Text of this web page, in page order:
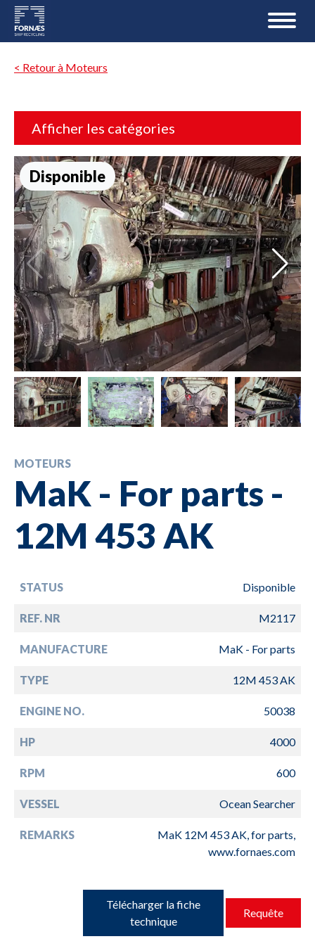
< Retour à Moteurs
Afficher les catégories
Disponible
MOTEURS
MaK - For parts -
12M 453 AK
STATUS Disponible
REF. NR M2117
MANUFACTURE MaK - For parts
TYPE 12M 453 AK
ENGINE NO. 50038
HP 4000
RPM 600
VESSEL Ocean Searcher
REMARKS
MaK 12M 453 AK, for parts,
www.fornaes.com
Télécharger la fiche
technique
Requête